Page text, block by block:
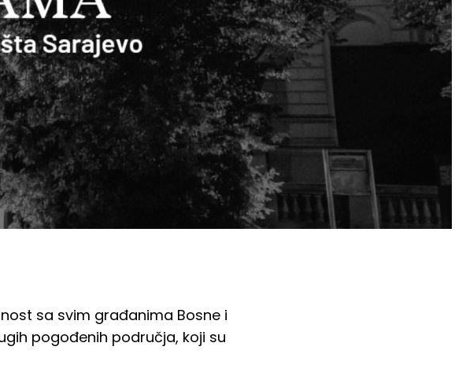
sa svim građanima Bosne i
pogođenih područja, koji su